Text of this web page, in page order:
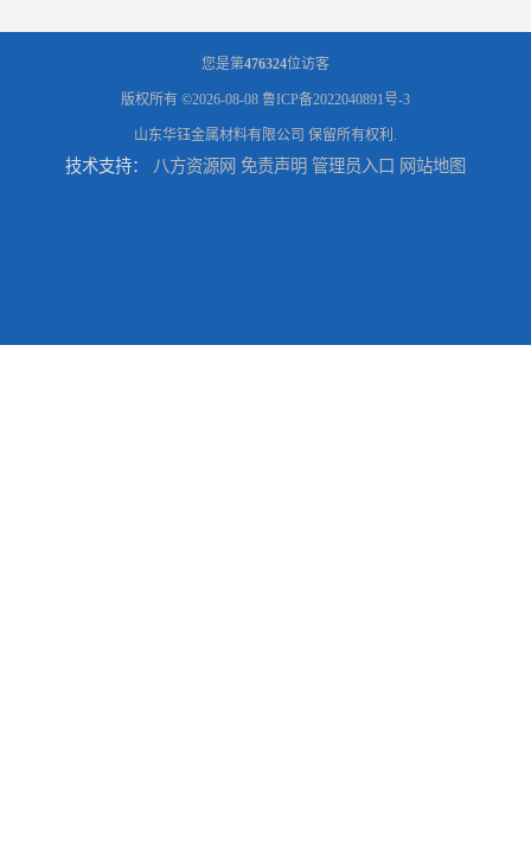
您是第476324位访客
版权所有 ©2026-08-08 鲁ICP备2022040891号-3
山东华钰金属材料有限公司 保留所有权利.
技术支持： 八方资源网 免责声明 管理员入口 网站地图